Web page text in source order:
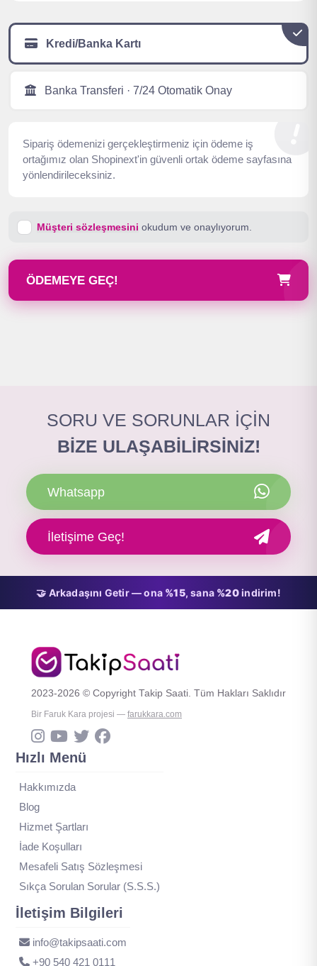
Kredi/Banka Kartı
Banka Transferi · 7/24 Otomatik Onay
Sipariş ödemenizi gerçekleştirmeniz için ödeme iş
ortağımız olan Shopinext'in güvenli ortak ödeme sayfasına
yönlendirileceksiniz.
Müşteri sözleşmesini okudum ve onaylıyorum.
ÖDEMEYE GEÇ!
SORU VE SORUNLAR İÇİN
BİZE ULAŞABİLİRSİNİZ!
Whatsapp
İletişime Geç!
🤝 Arkadaşını Getir — ona %15, sana %20indirim!
2023-2026 © Copyright Takip Saati. Tüm Hakları Saklıdır
Bir Faruk Kara projesi — farukkara.com
Hızlı Menü
Hakkımızda
Blog
Hizmet Şartları
İade Koşulları
Mesafeli Satış Sözleşmesi
Sıkça Sorulan Sorular (S.S.S.)
İletişim Bilgileri
info@takipsaati.com
‪+90 540 421 0111